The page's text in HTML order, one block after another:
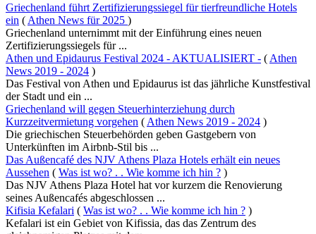
Griechenland führt Zertifizierungssiegel für tierfreundliche Hotels
ein ( Athen News für 2025 )
Griechenland unternimmt mit der Einführung eines neuen
Zertifizierungssiegels für ...
Athen und Epidaurus Festival 2024 - AKTUALISIERT - ( Athen
News 2019 - 2024 )
Das Festival von Athen und Epidaurus ist das jährliche Kunstfestival
der Stadt und ein ...
Griechenland will gegen Steuerhinterziehung durch
Kurzzeitvermietung vorgehen ( Athen News 2019 - 2024 )
Die griechischen Steuerbehörden geben Gastgebern von
Unterkünften im Airbnb-Stil bis ...
Das Außencafé des NJV Athens Plaza Hotels erhält ein neues
Aussehen ( Was ist wo? . . Wie komme ich hin ? )
Das NJV Athens Plaza Hotel hat vor kurzem die Renovierung
seines Außencafés abgeschlossen ...
Kifisia Kefalari ( Was ist wo? . . Wie komme ich hin ? )
Kefalari ist ein Gebiet von Kifissia, das das Zentrum des